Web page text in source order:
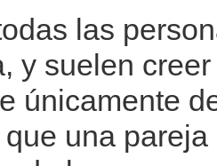
las
y suelen
únicamente
una